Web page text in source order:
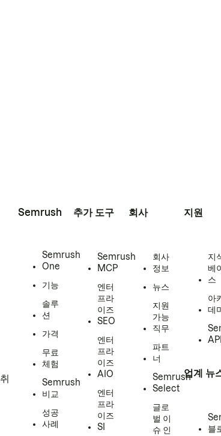
Semrush
Semrush
One
기능
솔루
션
가격
무료
체험
Semrush
비교
성공
사례
추가 도구
Semrush
MCP
엔터
프라
이즈
SEO
엔터
프라
이즈
AIO
엔터
프라
이즈
SI
회사
회사
정보
뉴스
지원
가능
직무
파트
너
Semrush
Select
글로
벌 이
슈 인
지원
지
베
스
아
데
업계 뉴
블